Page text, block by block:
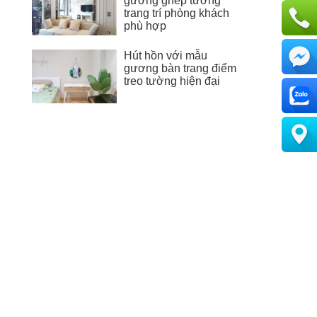
trang trí phòng khách
phù hợp
Hút hồn với mẫu
gương bàn trang điểm
treo tường hiện đại